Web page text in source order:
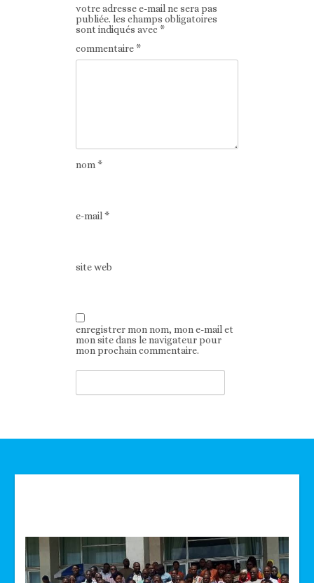
votre adresse e-mail ne sera pas
publiée. les champs obligatoires
sont indiqués avec*
commentaire*
nom*
e-mail*
site web
enregistrer mon nom, mon e-mail et
mon site dans le navigateur pour
mon prochain commentaire.